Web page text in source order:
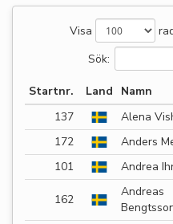
Visa
Sök:
Startnr. Land Namn
137
Alena
172
Anders
101
Andrea
162
Andreas